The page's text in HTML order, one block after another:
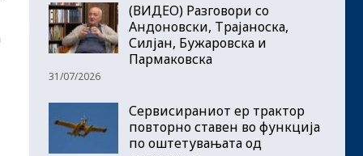
(ВИДЕО) Разговори со
Андоновски, Трајаноска,
Силјан, Бужаровска и
Пармаковска
31/07/2026
Сервисираниот ер трактор
повторно ставен во функција
по оштетувањата од